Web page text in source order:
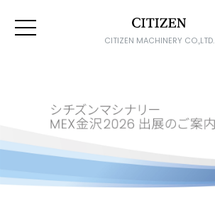
CITIZEN MACHINERY CO.,LTD.